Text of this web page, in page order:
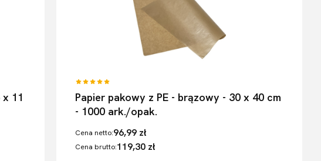
11
Papier pakowy z PE - brązowy - 30 x 40 cm
- 1000 ark./opak.
Cena netto:96,99 zł
Cena brutto:119,30 zł